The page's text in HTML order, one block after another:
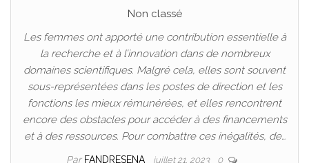
Non classé
Les femmes ont apporté une contribution essentielle à
la recherche et à l’innovation dans de nombreux
domaines scientifiques. Malgré cela, elles sont souvent
sous-représentées dans les postes de direction et les
fonctions les mieux rémunérées, et elles rencontrent
encore des obstacles pour accéder à des financements
et à des ressources. Pour combattre ces inégalités, de…
Par FANDRESENA juillet 21, 2023 0